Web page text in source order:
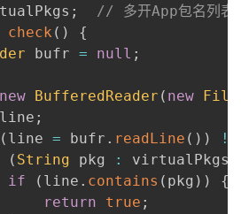
;
// 多开App包名列表
check ( )
{
bufr = null ;
new BufferedReader ( new
;
( line = bufr . readLine ( ) )
!=
( String pkg : virtualPkgs
if
( line . contains ( pkg ) )
{
return
true ;